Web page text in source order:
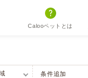
Calooペットとは
条件追加